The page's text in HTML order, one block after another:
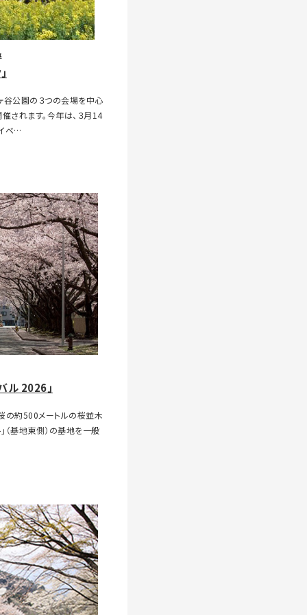
谷公園の３つの会場を中心
されます。今年は、３月14
ベ…
ル 2026」
の約500メートルの桜並木
（基地東側）の基地を一般